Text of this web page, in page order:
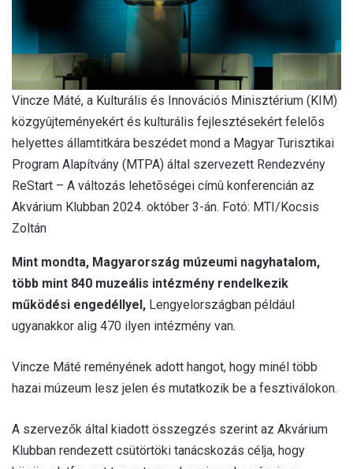
Vincze Máté, a Kulturális és Innovációs Minisztérium (KIM)
közgyûjteményekért és kulturális fejlesztésekért felelõs
helyettes államtitkára beszédet mond a Magyar Turisztikai
Program Alapítvány (MTPA) által szervezett Rendezvény
ReStart – A változás lehetõségei címû konferencián az
Akvárium Klubban 2024. október 3-án. Fotó: MTI/Kocsis
Zoltán
Mint mondta, Magyarország múzeumi nagyhatalom,
több mint 840 muzeális intézmény rendelkezik
működési engedéllyel, Lengyelországban például
ugyanakkor alig 470 ilyen intézmény van.
Vincze Máté reményének adott hangot, hogy minél több
hazai múzeum lesz jelen és mutatkozik be a fesztiválokon.
A szervezők által kiadott összegzés szerint az Akvárium
Klubban rendezett csütörtöki tanácskozás célja, hogy